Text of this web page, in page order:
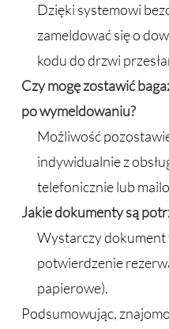
Dzięki systemowi
zameldować się o
kodu do drzwi
Czy mogę zostawić
po wymeldowaniu?
Możliwość
indywidualnie z
telefonicznie lub
Jakie dokumenty są
Wystarczy dokument
potwierdzenie
papierowe).
Podsumowując,